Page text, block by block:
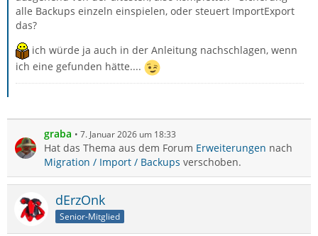
alle Backups einzeln einspielen, oder steuert ImportExport
das?
ich würde ja auch in der Anleitung nachschlagen, wenn
ich eine gefunden hätte....
graba 7. Januar 2026 um 18:33
Hat das Thema aus dem Forum Erweiterungen nach
Migration / Import / Backups verschoben.
dErzOnk
Senior-Mitglied